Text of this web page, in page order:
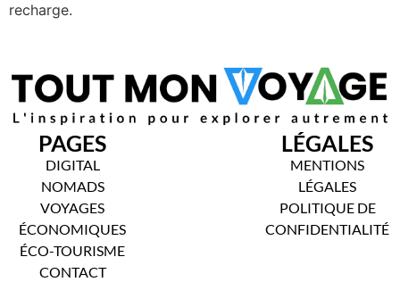
recharge.
PAGES
DIGITAL
NOMADS
VOYAGES
ÉCONOMIQUES
ÉCO-TOURISME
CONTACT
LÉGALES
MENTIONS
LÉGALES
POLITIQUE DE
CONFIDENTIALITÉ